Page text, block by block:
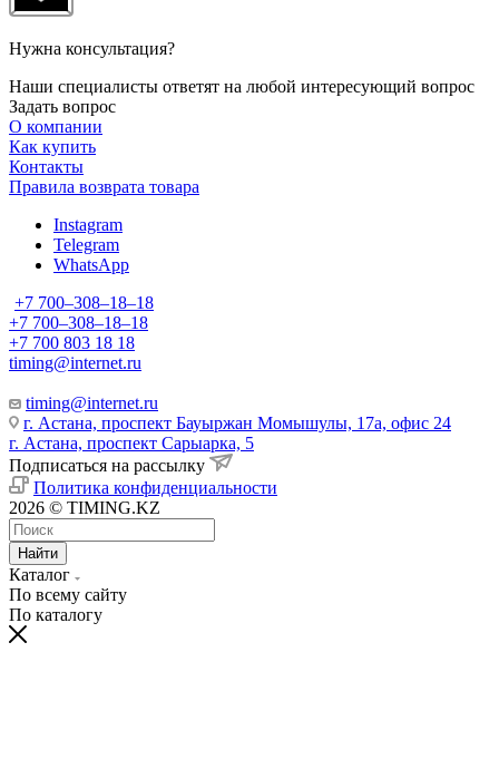
Нужна консультация?
Наши специалисты ответят на любой интересующий вопрос
Задать вопрос
О компании
Как купить
Контакты
Правила возврата товара
Instagram
Telegram
WhatsApp
+7 700‒308‒18‒18
+7 700‒308‒18‒18
+7 700 803 18 18
timing@internet.ru
timing@internet.ru
г. Астана, проспект Бауыржан Момышулы, 17а, офис 24
г. Астана, проспект Сарыарка, 5
Подписаться на рассылку
Политика конфиденциальности
2026 © TIMING.KZ
Найти
Каталог
По всему сайту
По каталогу